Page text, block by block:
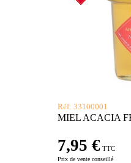
Réf: 33100001
MIEL ACACIA
7,95 € TTC
Prix de vente conseillé